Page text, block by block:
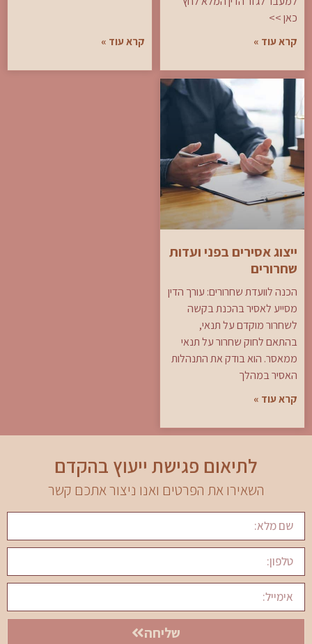
כאן >>
קרא עוד » קרא עוד »
ייצוג אסירים בפני ועדות
שחרורים
הכנה לוועדת שחרורים: עורך הדין
מסייע לאסיר בהכנת בקשה
לשחרור מוקדם על תנאי,
בהתאם לחוק שחרור על תנאי
ממאסר. הוא בודק את התנהלות
האסיר במהלך
קרא עוד »
לתיאום פגישת ייעוץ בהקדם
השאירו את הפרטים ואנו ניצור אתכם קשר
שליחה